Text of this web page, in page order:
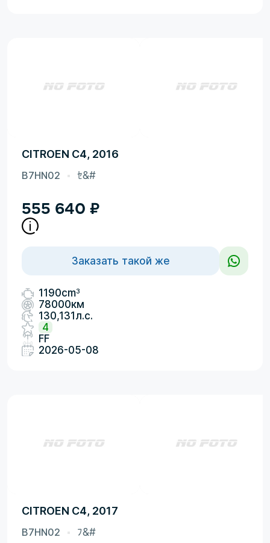
CITROEN C4, 2016
B7HN02 ｾ&#
555 640 ₽
Заказать такой же
1190cm3
78000км
130,131л.с.
4
FF
2026-05-08
CITROEN C4, 2017
B7HN02 ﾌ&#